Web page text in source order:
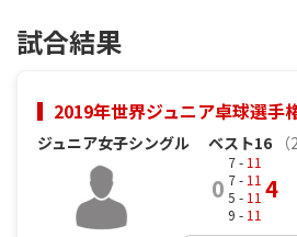
試合結果
2019年世界ジュニア卓球選手
ジュニア女子シングル ベスト16
0
7 - 11
7 - 11
5 - 11
9 - 11
4